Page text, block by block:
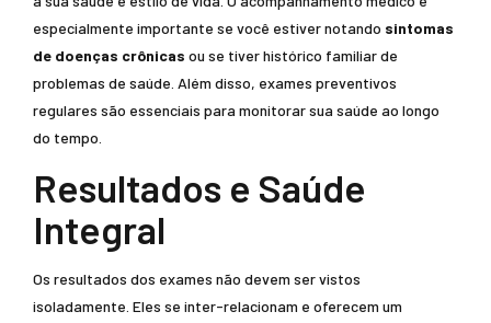
especialmente importante se você estiver notando sintomas
de doenças crônicas ou se tiver histórico familiar de
problemas de saúde. Além disso, exames preventivos
regulares são essenciais para monitorar sua saúde ao longo
do tempo.
Resultados e Saúde
Integral
Os resultados dos exames não devem ser vistos
isoladamente. Eles se inter-relacionam e oferecem um